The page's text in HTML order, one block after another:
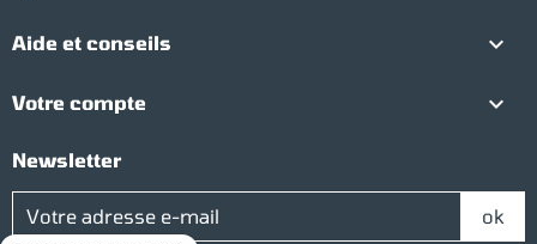
Aide et conseils 
Votre compte 
Newsletter